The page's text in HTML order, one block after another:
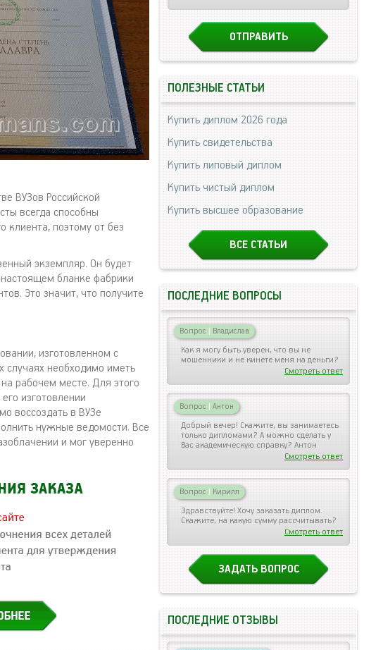
ВУЗов Российской
всегда способны
клиента, поэтому от без
экземпляр. Он будет
бланке фабрики
Это значит, что получите
изготовленном с
случаях необходимо иметь
рабочем месте. Для этого
изготовлении
воссоздать в ВУЗе
нужные ведомости. Все
и мог уверенно
ПОЛЕЗНЫЕ СТАТЬИ
Купить диплом 2026 года
Купить свидетельства
Купить липовый диплом
Купить чистый диплом
Купить высшее образование
ВСЕ СТАТЬИ
ПОСЛЕДНИЕ ВОПРОСЫ
Вопрос | Владислав
Как я могу быть уверен, что вы не
мошенники и не кинете меня на деньги?
Смотреть ответ
Вопрос | Антон
Добрый вечер! Скажите, вы занимаетесь
только дипломами? А можно сделать у
Вас академическую справку? Антон
Смотреть ответ
Вопрос | Кирилл
Здравствуйте! Хочу заказать диплом.
Скажите, на какую сумму рассчитывать?
Смотреть ответ
ЗАДАТЬ ВОПРОС
ПОСЛЕДНИЕ ОТЗЫВЫ